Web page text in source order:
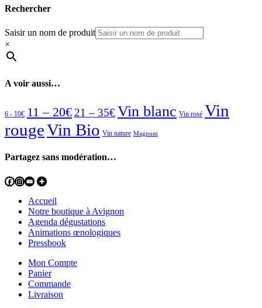
Rechercher
Saisir un nom de produit
×
A voir aussi…
6 - 10€ 11 – 20€ 21 – 35€Vin blanc Vin rosé Vin
rougeVin Bio Vin nature Magnum
Partagez sans modération…
Accueil
Notre boutique à Avignon
Agenda dégustations
Animations œnologiques
Pressbook
Mon Compte
Panier
Commande
Livraison